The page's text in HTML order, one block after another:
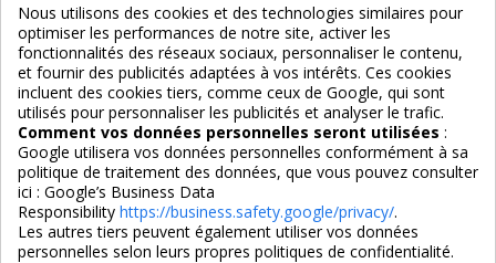
Services
Nous suivre
4,7/5
Nous utilisons des cookies et des technologies similaires pour
optimiser les performances de notre site, activer les
fonctionnalités des réseaux sociaux, personnaliser le contenu,
et fournir des publicités adaptées à vos intérêts. Ces cookies
incluent des cookies tiers, comme ceux de Google, qui sont
utilisés pour personnaliser les publicités et analyser le trafic.
Comment vos données personnelles seront utilisées :
Google utilisera vos données personnelles conformément à sa
politique de traitement des données, que vous pouvez consulter
ici : Google’s Business Data
Responsibility https://business.safety.google/privacy/.
Les autres tiers peuvent également utiliser vos données
personnelles selon leurs propres politiques de confidentialité.